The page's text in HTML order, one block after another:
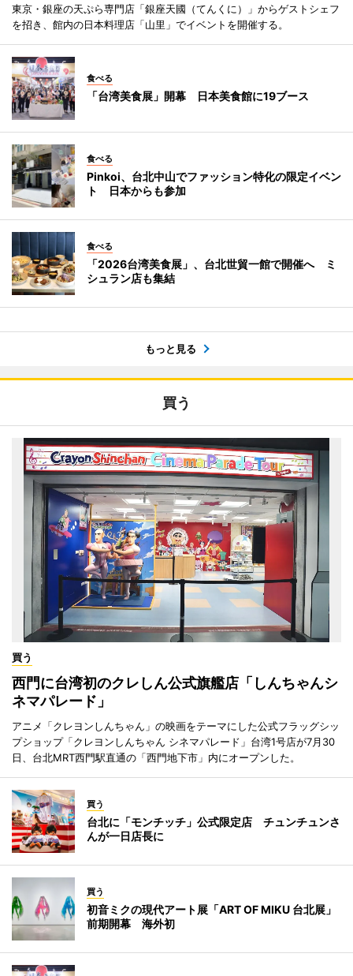
東京・銀座の天ぷら専門店「銀座天國（てんくに）」からゲストシェフ
を招き、館内の日本料理店「山里」でイベントを開催する。
食べる
「台湾美食展」開幕 日本美食館に19ブース
食べる
Pinkoi、台北中山でファッション特化の限定イベン
ト 日本からも参加
食べる
「2026台湾美食展」、台北世貿一館で開催へ ミ
シュラン店も集結
もっと見る
買う
買う
西門に台湾初のクレしん公式旗艦店「しんちゃんシ
ネマパレード」
アニメ「クレヨンしんちゃん」の映画をテーマにした公式フラッグシッ
プショップ「クレヨンしんちゃん シネマパレード」台湾1号店が7月30
日、台北MRT西門駅直通の「西門地下市」内にオープンした。
買う
台北に「モンチッチ」公式限定店 チュンチュンさ
んが一日店長に
買う
初音ミクの現代アート展「ART OF MIKU 台北展」
前期開幕 海外初